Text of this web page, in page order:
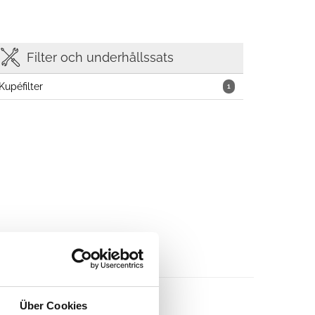
Über Cookies
Filter och underhållssats
1
Kupéfilter